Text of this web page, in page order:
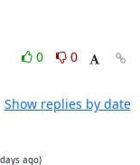
0
0
Show replies by date
ago)